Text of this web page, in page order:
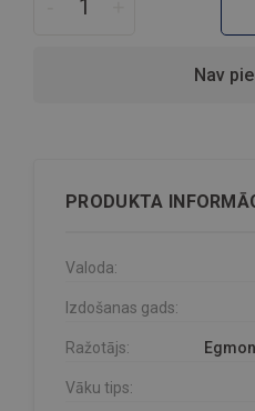
Nav
PRODUKTA
Valoda:
Izdošanas gads:
Ražotājs:
Vāku tips: